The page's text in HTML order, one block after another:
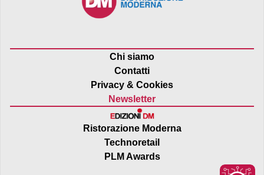
Chi siamo
Contatti
Privacy & Cookies
Newsletter
Ristorazione Moderna
Technoretail
PLM Awards